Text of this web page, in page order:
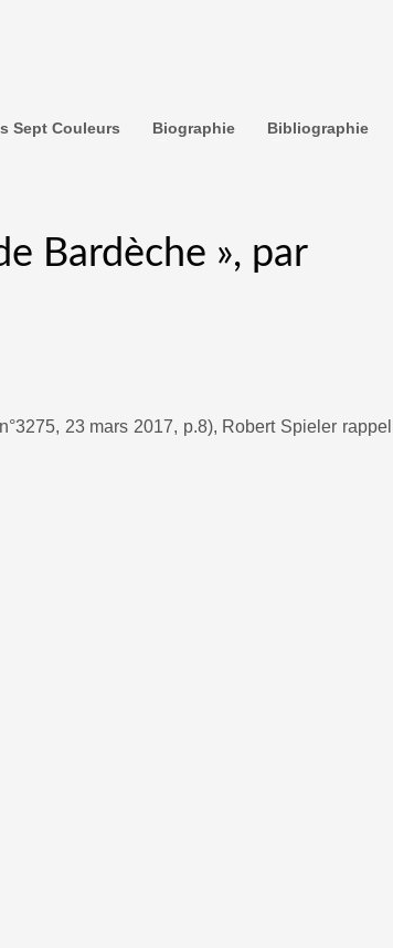
Sept Couleurs Biographie Bibliographie
Bardèche », par
23 mars 2017, p.8), Robert Spieler